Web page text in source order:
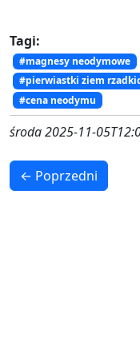
Tagi:
#magnesy neodymowe
#pierwiastki ziem
#cena neodymu
środa 2025-11-
← Poprzedni